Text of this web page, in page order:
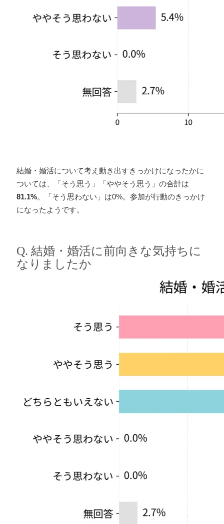
結婚・婚活について考え動き出すきっかけになったかに
ついては、「そう思う」「ややそう思う」の合計は
81.1%。「そう思わない」は0%。参加が行動のきっかけ
になったようです。
Q. 結婚・婚活に前向きな気持ちに
なりましたか